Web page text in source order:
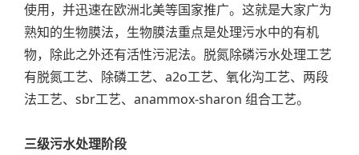
使用，并迅速在欧洲北美等国家推广。这就是大家广为
熟知的生物膜法，生物膜法重点是处理污水中的有机
物，除此之外还有活性污泥法。脱氮除磷污水处理工艺
有脱氮工艺、除磷工艺、a2o工艺、氧化沟工艺、两段
法工艺、sbr工艺、anammox-sharon 组合工艺。
三级污水处理阶段